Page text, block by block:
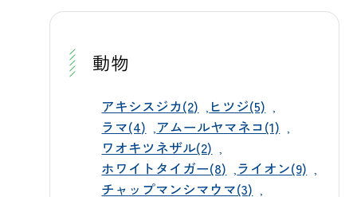
がら遊ぶホワイトタイガーの姿は、
バイソンやエルクは、園内の川や滝
す。水の中で気持ちよさそうに過ご
す姿は、お客様にも見ていただける
貴重な瞬間です。 ペンギンたちは池
を泳ぎ回りながら、元気いっぱいに
ファリパーク（公式）
(@gunmasafari)がシェアした投稿
守りながら、その日を楽しみに準備
ちゃんに会えます！ 赤ちゃんたちに
会うには、バスツアーがおすすめで
す。アメリカゾーン内の夜間収容施
設は、バスのルートから見ることが
できます。ただし、マイカーとバス
では一部ルートが異なるため、マイ
動物
アキシスジカ(2)
ヒツジ(5)
ラマ(4)
アムールヤマネコ(1)
ワオキツネザル(2)
ホワイトタイガー(8)
ライオン(9)
チャップマンシマウマ(3)